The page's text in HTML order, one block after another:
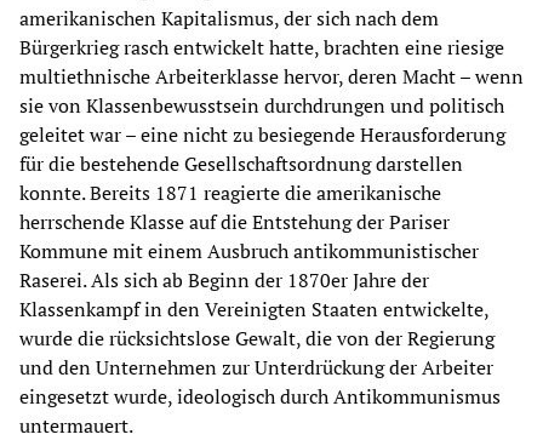
amerikanischen Kapitalismus, der sich nach dem
Bürgerkrieg rasch entwickelt hatte, brachten eine riesige
multiethnische Arbeiterklasse hervor, deren Macht – wenn
sie von Klassenbewusstsein durchdrungen und politisch
geleitet war – eine nicht zu besiegende Herausforderung
für die bestehende Gesellschaftsordnung darstellen
konnte. Bereits 1871 reagierte die amerikanische
herrschende Klasse auf die Entstehung der Pariser
Kommune mit einem Ausbruch antikommunistischer
Raserei. Als sich ab Beginn der 1870er Jahre der
Klassenkampf in den Vereinigten Staaten entwickelte,
wurde die rücksichtslose Gewalt, die von der Regierung
und den Unternehmen zur Unterdrückung der Arbeiter
eingesetzt wurde, ideologisch durch Antikommunismus
untermauert.